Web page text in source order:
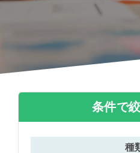
条件で
種